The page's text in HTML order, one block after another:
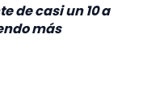
de casi un 10 a
más